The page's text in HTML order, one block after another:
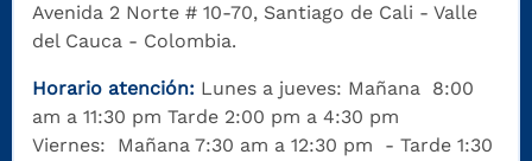
Avenida 2 Norte # 10-70, Santiago de Cali - Valle
del Cauca - Colombia.
Horario atención: Lunes a jueves: Mañana 8:00
am a 11:30 pm Tarde 2:00 pm a 4:30 pm
Viernes: Mañana 7:30 am a 12:30 pm - Tarde 1:30